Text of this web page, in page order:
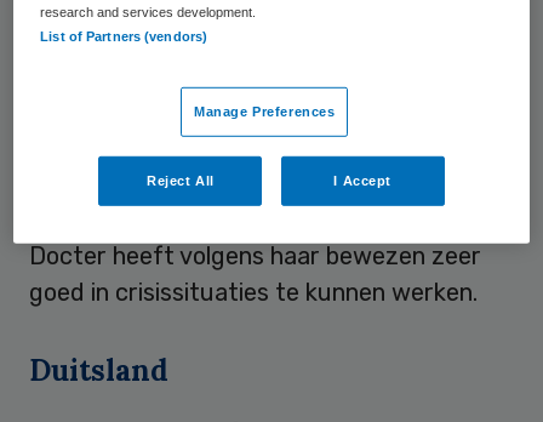
“Deze crisis vereist een aanpak waarbij het
van dichtbij de ontwikkelingen op de voet
volgt en voorstellen aandraagt om de
impact van ebola zo veel mogelijk te
Docter heeft volgens haar bewezen zeer
goed in crisissituaties te kunnen werken.
Duitsland
research and services development.
List of Partners (vendors)
Manage Preferences
Reject All I Accept